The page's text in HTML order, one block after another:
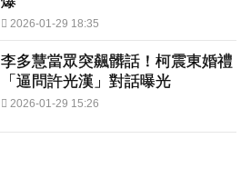
2026-01-29 18:35
李多慧當眾突飆髒話！柯震東婚禮
「逼問許光漢」對話曝光
2026-01-29 15:26